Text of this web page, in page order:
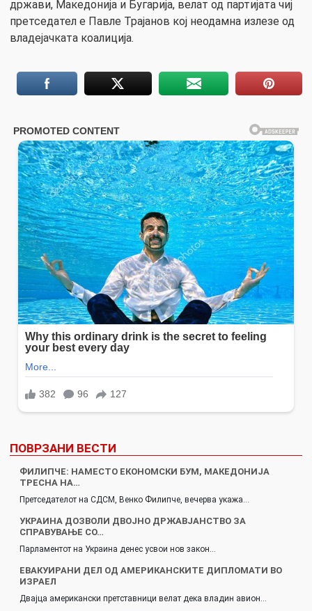
држави, Македонија и Бугарија, велат од партијата чиј
претседател е Павле Трајанов кој неодамна излезе од
владејачката коалиција.
ПОВРЗАНИ ВЕСТИ
ФИЛИПЧЕ: НАМЕСТО ЕКОНОМСКИ БУМ, МАКЕДОНИЈА
ТРЕСНА НА…
Претседателот на СДСМ, Венко Филипче, вечерва укажа…
УКРАИНА ДОЗВОЛИ ДВОЈНО ДРЖАВЈАНСТВО ЗА
СПРАВУВАЊЕ СО…
Парламентот на Украина денес усвои нов закон…
ЕВАКУИРАНИ ДЕЛ ОД АМЕРИКАНСКИТЕ ДИПЛОМАТИ ВО
ИЗРАЕЛ
Двајца американски претставници велат дека владин авион…